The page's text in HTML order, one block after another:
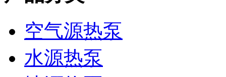
空气源热泵
水源热泵